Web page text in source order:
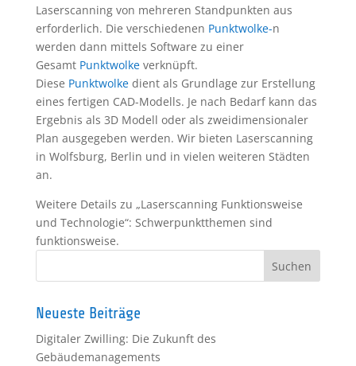
Laserscanning von mehreren Standpunkten aus
erforderlich. Die verschiedenen Punktwolke-n
werden dann mittels Software zu einer
Gesamt Punktwolkeverknüpft.
Diese Punktwolkedient als Grundlage zur Erstellung
eines fertigen CAD-Modells. Je nach Bedarf kann das
Ergebnis als 3D Modell oder als zweidimensionaler
Plan ausgegeben werden. Wir bieten Laserscanning
in Wolfsburg, Berlin und in vielen weiteren Städten
an.
Weitere Details zu „Laserscanning Funktionsweise
und Technologie“: Schwerpunktthemen sind
funktionsweise.
Neueste Beiträge
Digitaler Zwilling: Die Zukunft des
Gebäudemanagements